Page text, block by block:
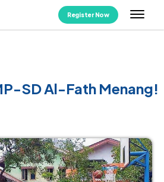
Register Now
SD Al-Fath Menang!